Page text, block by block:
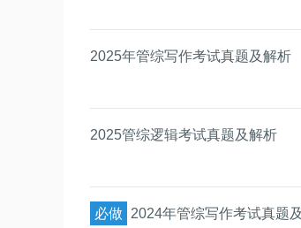
2025年管综写作考试真题及解析
2025管综逻辑考试真题及解析
必做 2024年管综写作考试真题